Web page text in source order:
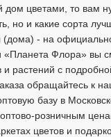
дом цветами, то вам
но и какие сорта
(дома) - на
«Планета Флора» вы
и растений с
обращайтесь к
базу в
розничным
цветов и